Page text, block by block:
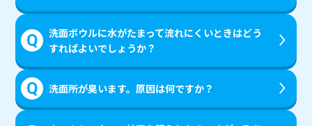
洗面ボウルに水がたまって流れにくいときはどう
すればよいでしょうか？
洗面所が臭います。原因は何ですか？